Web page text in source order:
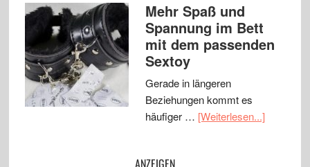
Mehr Spaß und
Spannung im Bett
mit dem passenden
Sextoy
Gerade in längeren
Beziehungen kommt es
häufiger … [Weiterlesen...]